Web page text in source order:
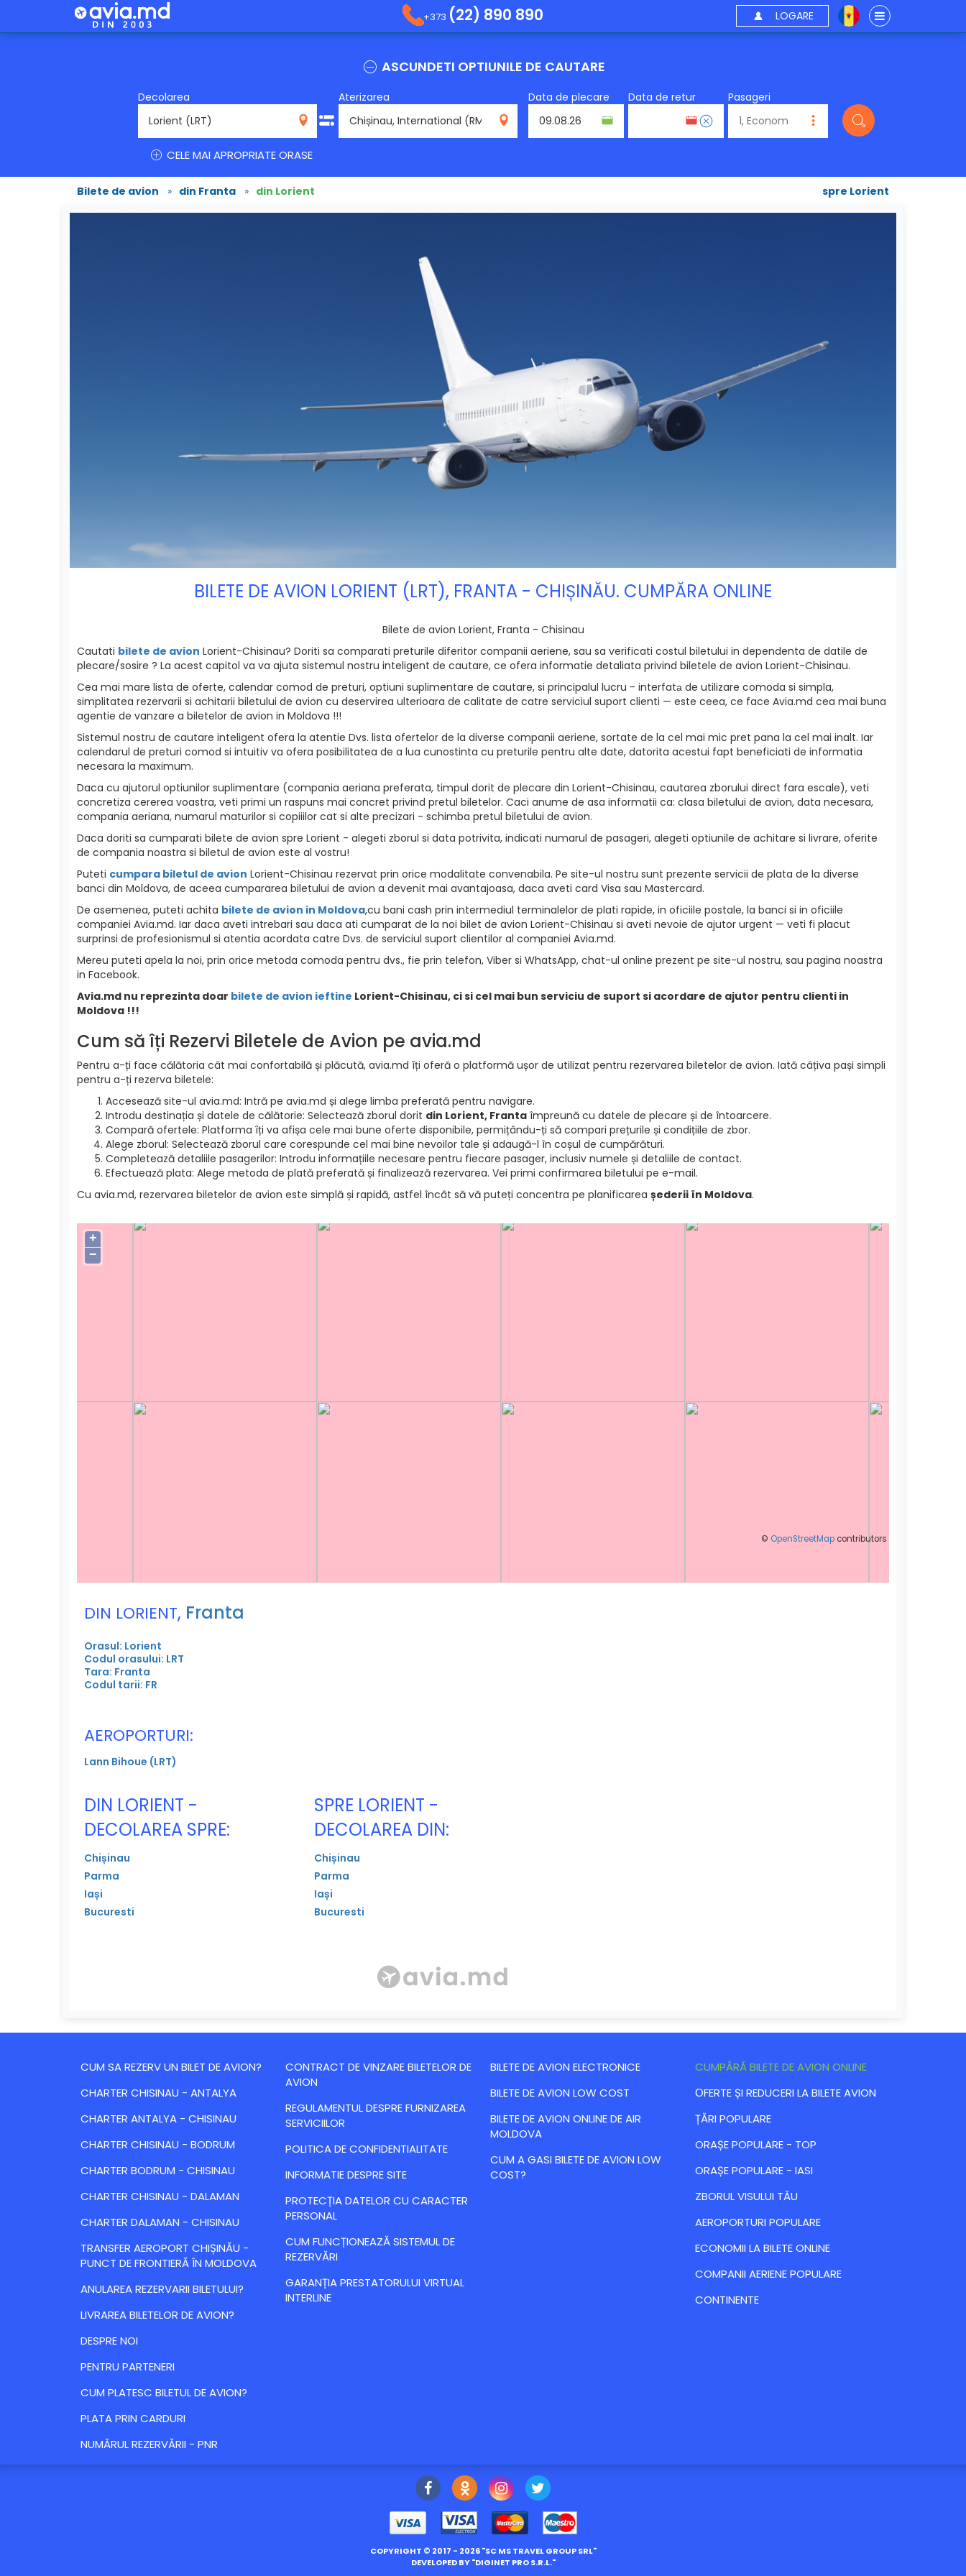
+373 (22) 890 890 LOGARE
ASCUNDETI OPTIUNILE DE CAUTARE
Decolarea
Aterizarea
RMO
Data de plecare Data de retur Pasageri
CELE MAI APROPRIATE ORASE
Bilete de avion » din Franta » din Lorient spre Lorient
BILETE DE AVION LORIENT (LRT), FRANTA - CHIȘINĂU. CUMPĂRA ONLINE
Bilete de avion Lorient, Franta - Chisinau
Cautati bilete de avion Lorient-Chisinau? Doriti sa comparati preturile diferitor companii aeriene, sau sa verificati costul biletului in dependenta de datile de
plecare/sosire ? La acest capitol va va ajuta sistemul nostru inteligent de cautare, ce ofera informatie detaliata privind biletele de avion Lorient-Chisinau.
Cea mai mare lista de oferte, calendar comod de preturi, optiuni suplimentare de cautare, si principalul lucru - interfatа de utilizare comoda si simpla,
simplitatea rezervarii si achitarii biletului de avion cu deservirea ulterioara de calitate de catre serviciul suport clienti — este ceea, ce face Avia.md cea mai buna
agentie de vanzare a biletelor de avion in Moldova !!!
Sistemul nostru de cautare inteligent ofera la atentie Dvs. lista ofertelor de la diverse companii aeriene, sortate de la cel mai mic pret pana la cel mai inalt. Iar
calendarul de preturi comod si intuitiv va ofera posibilitatea de a lua cunostinta cu preturile pentru alte date, datorita acestui fapt beneficiati de informatia
necesara la maximum.
Daca cu ajutorul optiunilor suplimentare (compania aeriana preferata, timpul dorit de plecare din Lorient-Chisinau, cautarea zborului direct fara escale), veti
concretiza cererea voastra, veti primi un raspuns mai concret privind pretul biletelor. Caci anume de asa informatii ca: clasa biletului de avion, data necesara,
compania aeriana, numarul maturilor si copiiilor cat si alte precizari - schimba pretul biletului de avion.
Daca doriti sa cumparati bilete de avion spre Lorient - alegeti zborul si data potrivita, indicati numarul de pasageri, alegeti optiunile de achitare si livrare, oferite
de compania noastra si biletul de avion este al vostru!
Puteti cumpara biletul de avion Lorient-Chisinau rezervat prin orice modalitate convenabila. Pe site-ul nostru sunt prezente servicii de plata de la diverse
banci din Moldova, de aceea cumpararea biletului de avion a devenit mai avantajoasa, daca aveti card Visa sau Mastercard.
De asemenea, puteti achita bilete de avion in Moldova,cu bani cash prin intermediul terminalelor de plati rapide, in oficiile postale, la banci si in oficiile
companiei Avia.md. Iar daca aveti intrebari sau daca ati cumparat de la noi bilet de avion Lorient-Chisinau si aveti nevoie de ajutor urgent — veti fi placut
surprinsi de profesionismul si atentia acordata catre Dvs. de serviciul suport clientilor al companiei Avia.md.
Mereu puteti apela la noi, prin orice metoda comoda pentru dvs., fie prin telefon, Viber si WhatsApp, chat-ul online prezent pe site-ul nostru, sau pagina noastra
in Facebook.
Avia.md nu reprezinta doar bilete de avion ieftine Lorient-Chisinau, ci si cel mai bun serviciu de suport si acordare de ajutor pentru clienti in
Moldova !!!
Cum să îți Rezervi Biletele de Avion pe avia.md
Pentru a-ți face călătoria cât mai confortabilă și plăcută, avia.md îți oferă o platformă ușor de utilizat pentru rezervarea biletelor de avion. Iată câțiva pași simpli
pentru a-ți rezerva biletele:
Accesează site-ul avia.md: Intră pe avia.md și alege limba preferată pentru navigare.
Introdu destinația și datele de călătorie: Selectează zborul dorit din Lorient, Franta împreună cu datele de plecare și de întoarcere.
Compară ofertele: Platforma îți va afișa cele mai bune oferte disponibile, permițându-ți să compari prețurile și condițiile de zbor.
Alege zborul: Selectează zborul care corespunde cel mai bine nevoilor tale și adaugă-l în coșul de cumpărături.
Completează detaliile pasagerilor: Introdu informațiile necesare pentru fiecare pasager, inclusiv numele și detaliile de contact.
Efectuează plata: Alege metoda de plată preferată și finalizează rezervarea. Vei primi confirmarea biletului pe e-mail.
Cu avia.md, rezervarea biletelor de avion este simplă și rapidă, astfel încât să vă puteți concentra pe planificarea șederii în Moldova.
+
−
© OpenStreetMap contributors
DIN LORIENT, Franta
Orasul: Lorient
Codul orasului: LRT
Tara: Franta
Codul tarii: FR
AEROPORTURI:
Lann Bihoue (LRT)
DIN LORIENT -
DECOLAREA SPRE:
Chișinau
Parma
Iași
Bucuresti
SPRE LORIENT -
DECOLAREA DIN:
Chișinau
Parma
Iași
Bucuresti
CUM SA REZERV UN BILET DE AVION?
CHARTER CHISINAU - ANTALYA
CHARTER ANTALYA - CHISINAU
CHARTER CHISINAU - BODRUM
CHARTER BODRUM - CHISINAU
CHARTER CHISINAU - DALAMAN
CHARTER DALAMAN - CHISINAU
TRANSFER AEROPORT CHIȘINĂU -
PUNCT DE FRONTIERĂ ÎN MOLDOVA
ANULAREA REZERVARII BILETULUI?
LIVRAREA BILETELOR DE AVION?
DESPRE NOI
PENTRU PARTENERI
CUM PLATESC BILETUL DE AVION?
PLATA PRIN CARDURI
NUMĂRUL REZERVĂRII - PNR
CONTRACT DE VINZARE BILETELOR DE
AVION
REGULAMENTUL DESPRE FURNIZAREA
SERVICIILOR
POLITICA DE CONFIDENTIALITATE
INFORMATIE DESPRE SITE
PROTECȚIA DATELOR CU CARACTER
PERSONAL
CUM FUNCȚIONEAZĂ SISTEMUL DE
REZERVĂRI
GARANȚIA PRESTATORULUI VIRTUAL
INTERLINE
BILETE DE AVION ELECTRONICE
BILETE DE AVION LOW COST
BILETE DE AVION ONLINE DE AIR
MOLDOVA
CUM A GASI BILETE DE AVION LOW
COST?
CUMPĂRĂ BILETE DE AVION ONLINE
ОFERTE ȘI REDUCERI LA BILETE AVION
ȚĂRI POPULARE
ORAȘE POPULARE - TOP
ORAȘE POPULARE - IASI
ZBORUL VISULUI TĂU
AEROPORTURI POPULARE
ECONOMII LA BILETE ONLINE
COMPANII AERIENE POPULARE
CONTINENTE
COPYRIGHT © 2017 - 2026 "SC MS TRAVEL GROUP SRL"
DEVELOPED BY "DIGINET PRO S.R.L."